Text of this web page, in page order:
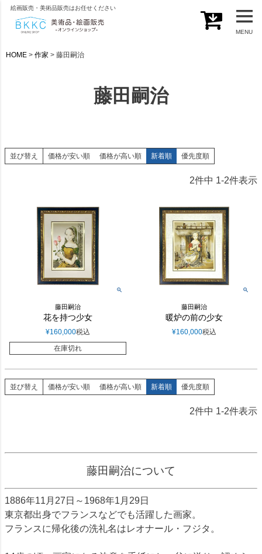
MENU
絵画販売・美術品販売はお任せください
HOME 作家 藤田嗣治
藤田嗣治
並び替え 価格が安い順 価格が高い順 新着順 優先度順
2件中 1-2件表示
藤田嗣治
花を持つ少女
¥160,000税込
在庫切れ
藤田嗣治
暖炉の前の少女
¥160,000税込
並び替え 価格が安い順 価格が高い順 新着順 優先度順
2件中 1-2件表示
藤田嗣治について
1886年11月27日～1968年1月29日
東京都出身でフランスなどでも活躍した画家。
フランスに帰化後の洗礼名はレオナール・フジタ。